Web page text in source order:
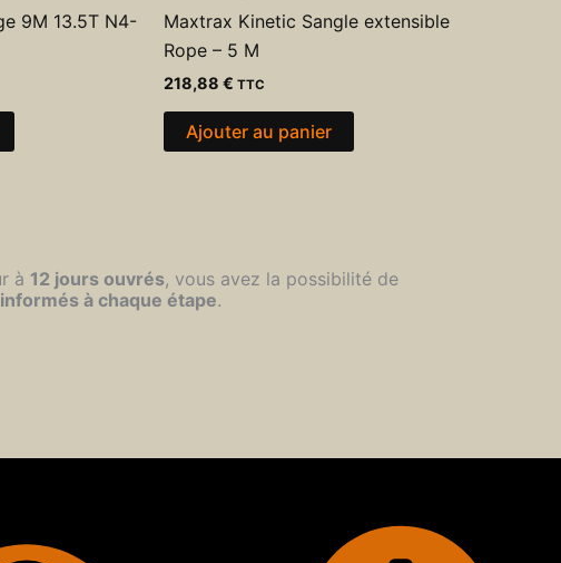
9M 13.5T N4-
Maxtrax Kinetic Sangle extensible
Rope – 5 M
218,88 € TTC
Ajouter au panier
à 12 jours ouvrés, vous avez la possibilité de
à chaque étape.